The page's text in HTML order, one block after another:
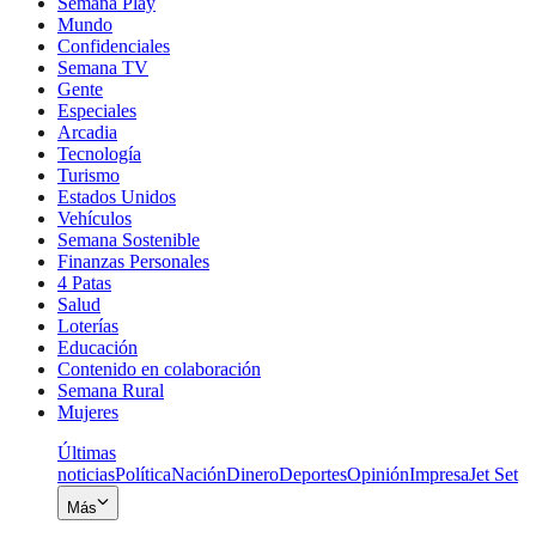
Mundo
Confidenciales
Semana TV
Gente
Especiales
Arcadia
Tecnología
Turismo
Estados Unidos
Vehículos
Semana Sostenible
Finanzas Personales
4 Patas
Salud
Loterías
Educación
Contenido en colaboración
Semana Rural
Mujeres
Últimas
noticiasPolíticaNaciónDineroDeportesOpiniónImpresaJet Set
Más